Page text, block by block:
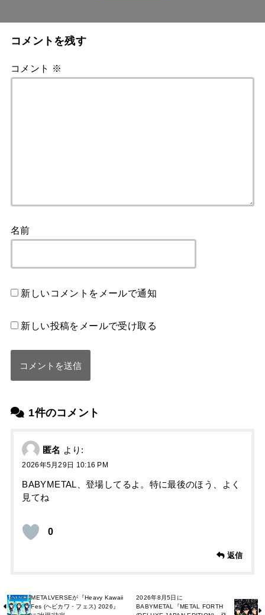
1件のコメント
匿名 より:
2026年5月29日 10:16 PM
BABYMETAL、登場してるよ。特に最後のほう、よく
見てね
0
返信
コメントを残す
コメント ※
名前
新しいコメントをメールで通知
新しい投稿をメールで受け取る
METALVERSEが『Heavy Kawaii
Fes (ヘビカワ・フェス) 2026』
2026年8月5日に
BABYMETAL『METAL FORTH